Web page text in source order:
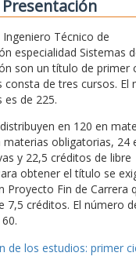
Presentación
Técnico de
especialidad Sistemas
son un título de primer
consta de tres cursos. El
de 225.
en 120 en
obligatorias, 24
y 22,5 créditos de libre
obtener el título se
Proyecto Fin de Carrera
7,5 créditos. El número
de los estudios: primer